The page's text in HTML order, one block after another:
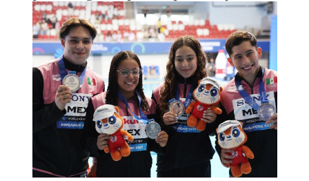
China, en la prueba de 3 y 10 metros